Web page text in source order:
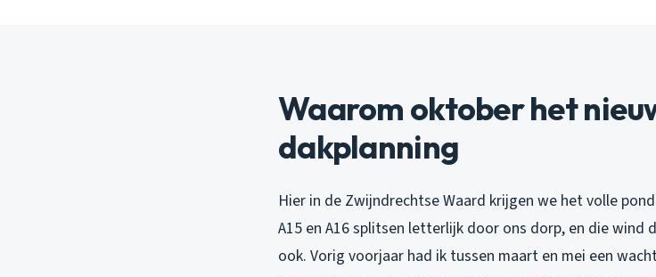
Waarom oktober het
dakplanning
Hier in de Zwijndrechtse Waard krijgen we het volle
A15 en A16 splitsen letterlijk door ons dorp, en die wind
ook. Vorig voorjaar had ik tussen maart en mei een